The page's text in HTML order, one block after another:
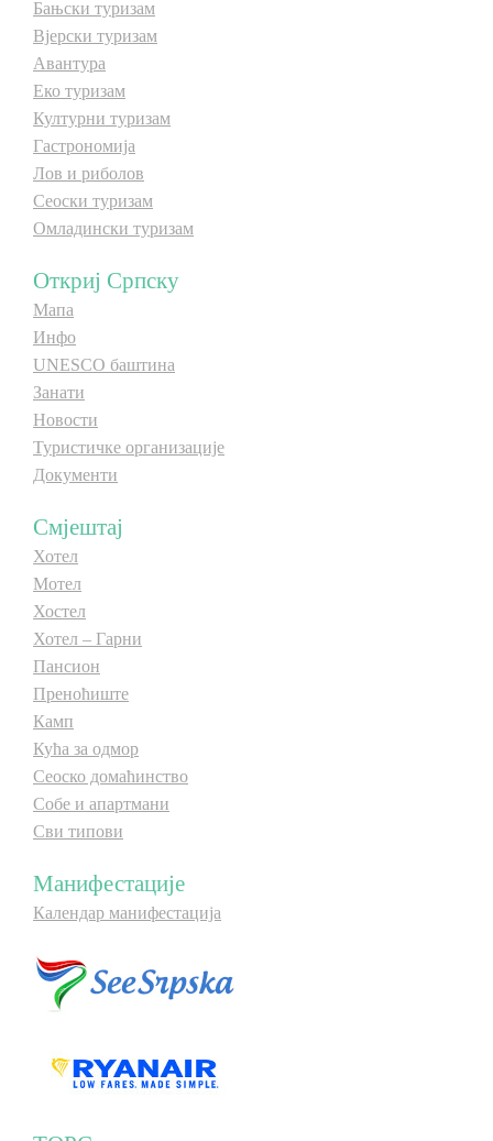
Фото
Видео
E-Brochure
Бањски туризам
Вјерски туризам
Авантура
Еко туризам
Културни туризам
Гастрономија
Лов и риболов
Сеоски туризам
Омладински туризам
Откриј Српску
Мапа
Инфо
UNESCO баштина
Занати
Новости
Туристичке организације
Документи
Смјештај
Хотел
Мотел
Хостел
Хотел – Гарни
Пансион
Преноћиште
Камп
Кућа за одмор
Сеоско домаћинство
Собе и апартмани
Сви типови
Манифестације
Календар манифестација